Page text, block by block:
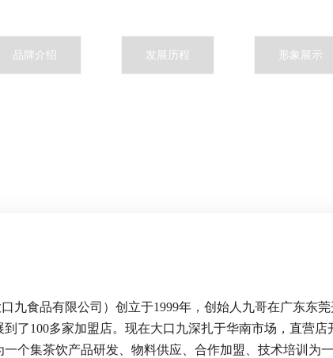
品牌介绍 发展历程 形象展示
九食品有限公司）创立于1999年，创始人九哥在广东东
了100多家加盟店。现在大口九深扎于华南市场，直营店
个集茶饮产品研发、物料供应、合作加盟、技术培训为